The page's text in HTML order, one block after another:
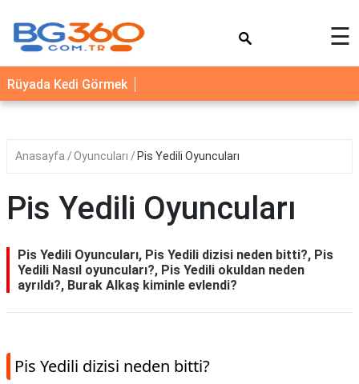
YEMEK
TARİFLERİ
SAĞLIK
☰
Rüyada Kedi Görmek
Anasayfa Oyuncuları Pis Yedili Oyuncuları
Pis Yedili Oyuncuları
Pis Yedili Oyuncuları, Pis Yedili dizisi neden bitti?, Pis
Yedili Nasıl oyuncuları?, Pis Yedili okuldan neden
ayrıldı?, Burak Alkaş kiminle evlendi?
Pis Yedili dizisi neden bitti?